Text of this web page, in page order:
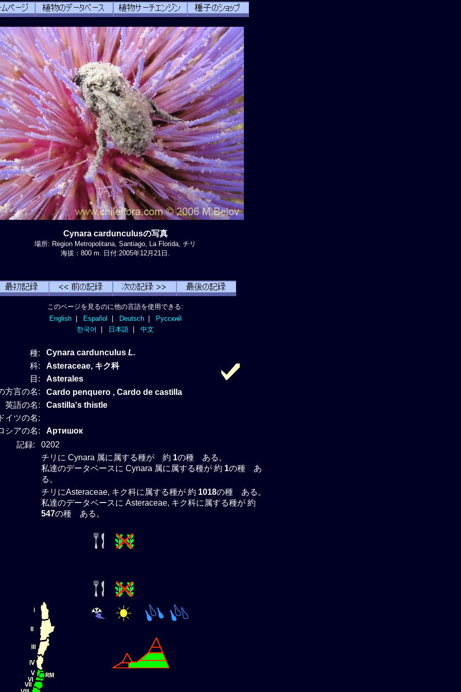
Cynara cardunculusの写真
場所: Region Metropolitana, Santiago, La Florida, チリ
海拔：800 m. 日付:2005年12月21日.
このページを見るのに他の言語を使用できる:
English| Español Deutsch|
Русский
한국어
日本語 中文
種: Cynara cardunculus L.
科:
Asteraceae, キク科
目:
Asterales
方言の名:
Cardo penquero , Cardo de castilla
英語の名:
Castilla's thistle
イツの名:
シアの名:
Артишок
記録:
0202
チリに Cynara 属に属する種が 約 1の種 ある。
私達のデータベースに Cynara 属に属する種が 約 1の種 あ
る。
チリにAsteraceae, キク科に属する種が 約 1018の種 ある。
私達のデータベースに Asteraceae, キク科に属する種が 約
547の種 ある。